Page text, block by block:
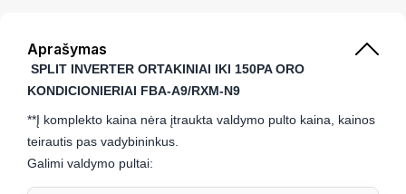
Aprašymas
SPLIT INVERTER ORTAKINIAI IKI 150PA ORO
KONDICIONIERIAI FBA-A9/RXM-N9
**Į komplekto kaina nėra įtraukta valdymo pulto kaina, kainos
teirautis pas vadybininkus.
Galimi valdymo pultai: